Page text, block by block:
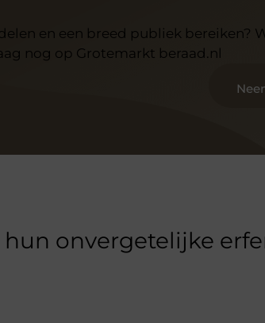
en een breed publiek bereiken?
nog op Grotemarkt beraad.nl
hun onvergetelijke